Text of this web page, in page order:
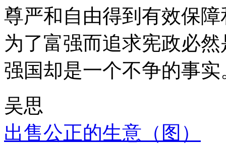
尊严和自由得到有效保
为了富强而追求宪政必
强国却是一个不争的事实
吴思
出售公正的生意（图）